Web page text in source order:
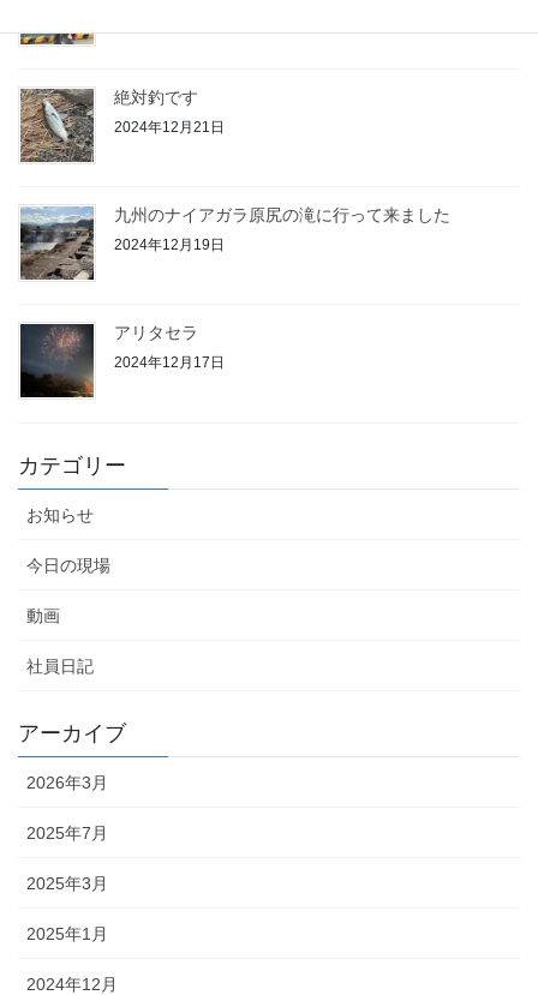
絶対釣です
2024年12月21日
九州のナイアガラ原尻の滝に行って来ました
2024年12月19日
アリタセラ
2024年12月17日
カテゴリー
お知らせ
今日の現場
動画
社員日記
アーカイブ
2026年3月
2025年7月
2025年3月
2025年1月
2024年12月